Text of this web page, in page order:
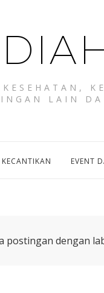
LAIN
EVENT
postingan dengan